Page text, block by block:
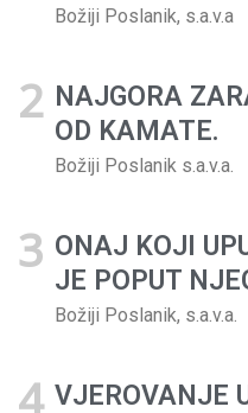
Božiji Poslanik, s.a.v.a
NAJGORA
OD KAMATE.
Božiji Poslanik s.a.v.a.
ONAJ KOJI
JE POPUT
Božiji Poslanik, s.a.v.a.
VJEROVANJE